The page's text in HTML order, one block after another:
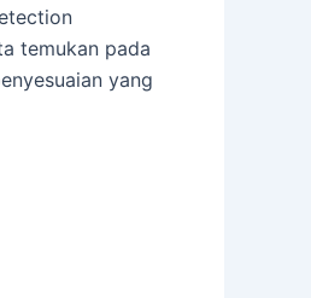
temukan pada
yang